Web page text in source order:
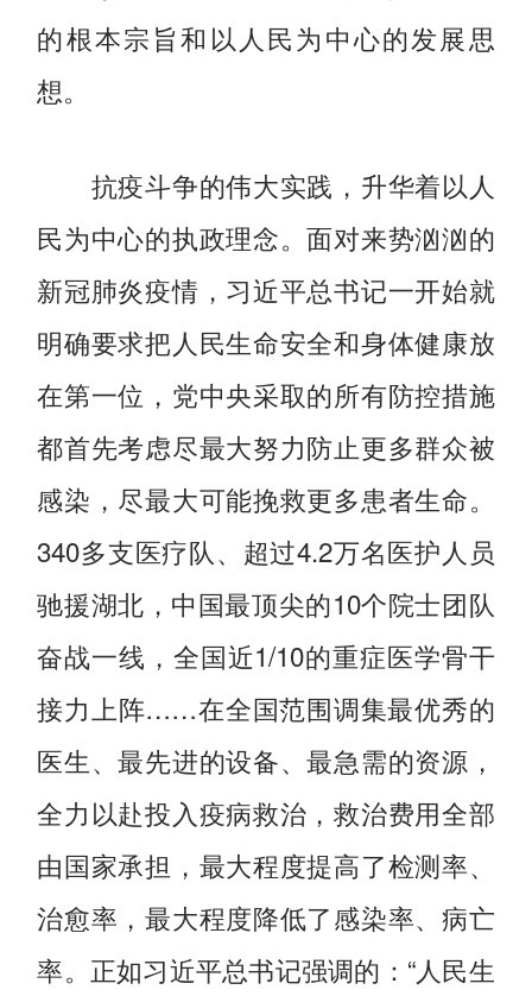
的根本宗旨和以人民为中心的发展思
想。
抗疫斗争的伟大实践，升华着以人
民为中心的执政理念。面对来势汹汹的
新冠肺炎疫情，习近平总书记一开始就
明确要求把人民生命安全和身体健康放
在第一位，党中央采取的所有防控措施
都首先考虑尽最大努力防止更多群众被
感染，尽最大可能挽救更多患者生命。
340多支医疗队、超过4.2万名医护人员
驰援湖北，中国最顶尖的10个院士团队
奋战一线，全国近1/10的重症医学骨干
接力上阵……在全国范围调集最优秀的
医生、最先进的设备、最急需的资源，
全力以赴投入疫病救治，救治费用全部
由国家承担，最大程度提高了检测率、
治愈率，最大程度降低了感染率、病亡
率。正如习近平总书记强调的：“人民生